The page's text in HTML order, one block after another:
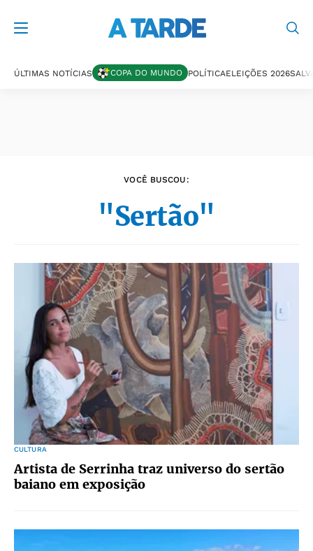
ÚLTIMAS NOTÍCIAS COPA DO MUNDO POLÍTICAELEIÇÕES 2026
VOCÊ BUSCOU:
"Sertão"
CULTURA
Artista de Serrinha traz universo do sertão
baiano em exposição